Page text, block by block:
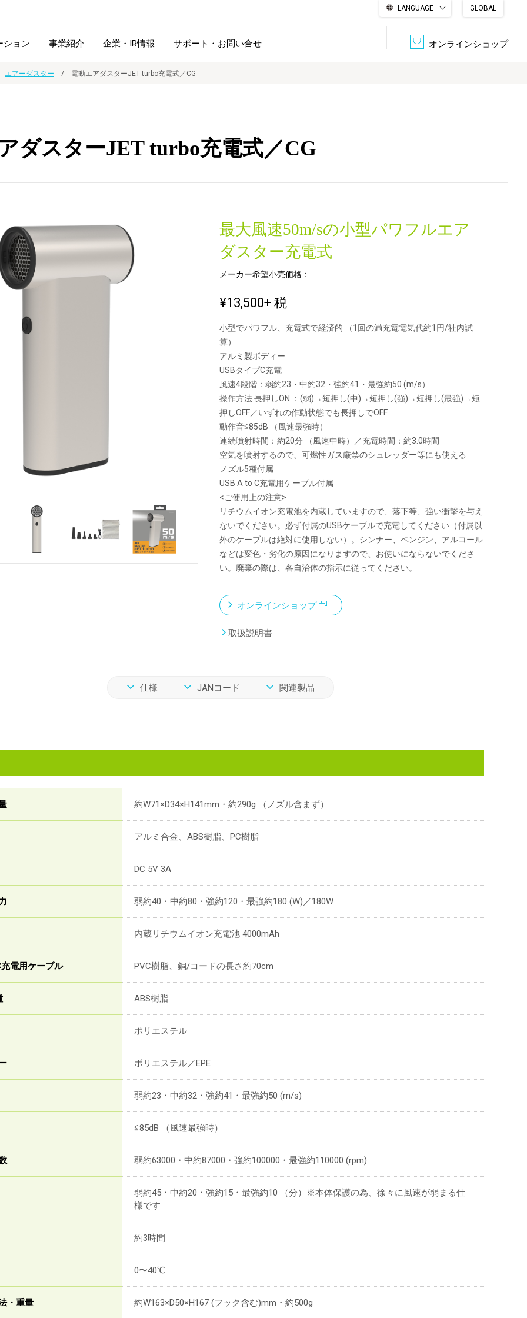
LANGUAGE
GLOBAL
オンラインショップ
製品
ファイル・
ホルダー用品
筆記具
デジタル文具
キャラクター・
シリーズ商品
学童用品
ション
学校ソリューション DPS（データ・プリント・サービス）
事業紹介 企業・IR情報
沿革 認証一覧
サポート・お問い合せ
エアーダスター 電動エアダスターJET turbo充電式／CG
ダスターJET turbo充電式／CG
最大風速50m/sの小型パワフルエア
ダスター充電式
メーカー希望小売価格：
¥13,500+ 税
小型でパワフル、充電式で経済的 （1回の満充電電気代約1円/社内試
算）
アルミ製ボディー
USBタイプC充電
風速4段階：弱約23・中約32・強約41・最強約50 (m/s）
操作方法 長押しON ：(弱)→短押し(中)→短押し(強)→短押し(最強)→短
押しOFF／いずれの作動状態でも長押しでOFF
動作音≦85dB （風速最強時）
連続噴射時間：約20分 （風速中時）／充電時間：約3.0時間
空気を噴射するので、可燃性ガス厳禁のシュレッダー等にも使える
ノズル5種付属
USB A to C充電用ケーブル付属
<ご使用上の注意>
リチウムイオン充電池を内蔵していますので、落下等、強い衝撃を与え
ないでください。必ず付属のUSBケーブルで充電してください（付属以
外のケーブルは絶対に使用しない）。シンナー、ベンジン、アルコール
などは変色・劣化の原因になりますので、お使いにならないでくださ
い。廃棄の際は、各自治体の指示に従ってください。
オンラインショップ
取扱説明書
仕様 JANコード 関連製品
約W71×D34×H141mm・約290g （ノズル含まず）
アルミ合金、ABS樹脂、PC樹脂
DC 5V 3A
弱約40・中約80・強約120・最強約180 (W)／180W
内蔵リチウムイオン充電池 4000mAh
電用ケーブル PVC樹脂、銅/コードの長さ約70cm
ABS樹脂
ポリエステル
ポリエステル／EPE
弱約23・中約32・強約41・最強約50 (m/s)
≦85dB （風速最強時）
弱約63000・中約87000・強約100000・最強約110000 (rpm)
弱約45・中約20・強約15・最強約10 （分）※本体保護の為、徐々に風速が弱まる仕
様です
約3時間
0〜40℃
・重量 約W163×D50×H167 (フック含む)mm・約500g